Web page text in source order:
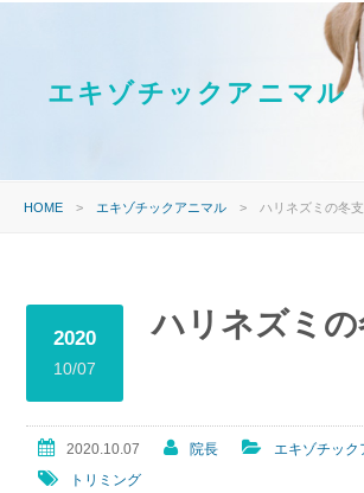
エキゾチックアニマル
HOME > エキゾチックアニマル > ハリネズミの冬
2020
10/07
ハリネズミ
2020.10.07 院長 エキゾチック
トリミング